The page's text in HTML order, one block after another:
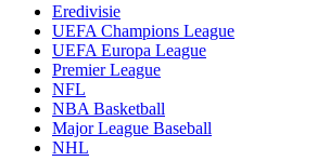
Eredivisie
UEFA Champions League
UEFA Europa League
Premier League
NFL
NBA Basketball
Major League Baseball
NHL